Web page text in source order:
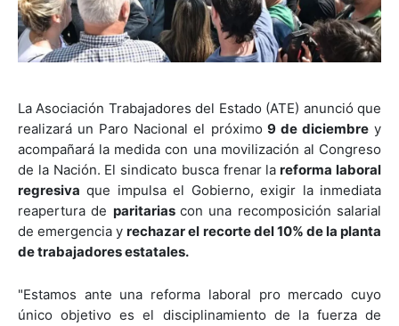
La Asociación Trabajadores del Estado (ATE) anunció que
realizará un Paro Nacional el próximo 9 de diciembrey
acompañará la medida con una movilización al Congreso
de la Nación. El sindicato busca frenar la reforma laboral
regresiva que impulsa el Gobierno, exigir la inmediata
reapertura de paritariascon una recomposición salarial
de emergencia yrechazar el recorte del 10% de la planta
de trabajadores estatales.
"Estamos ante una reforma laboral pro mercado cuyo
único objetivo es el disciplinamiento de la fuerza de